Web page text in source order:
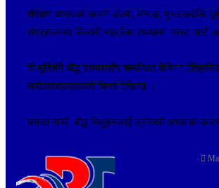
संरक्षण अभावका कारण डोल्पा, मनाङ, मुस्ताङदेखि
संग्रहालयमा लिलामी भइरहेका तथ्यहरू ‘लस्ट
ती मूर्तिसँगै बौद्ध परम्परासँग सम्बन्धित विभिन्न
सरोकारवालाहरूको चिन्ता देखिन्छ ।
यसका साथै, बौद्ध भिक्षुहरूलाई स्रोतको अभावका